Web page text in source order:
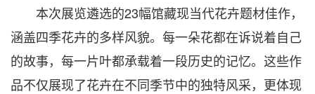
本次展览遴选的23幅馆藏现当代花卉题材佳作，
涵盖四季花卉的多样风貌。每一朵花都在诉说着自己
的故事，每一片叶都承载着一段历史的记忆。这些作
品不仅展现了花卉在不同季节中的独特风采，更体现